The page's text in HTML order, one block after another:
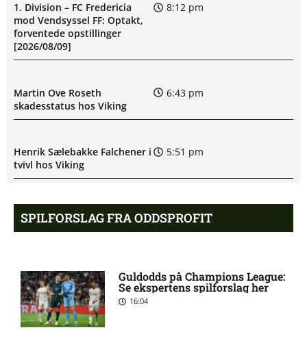
1. Division – FC Fredericia
mod Vendsyssel FF: Optakt,
forventede opstillinger
[2026/08/09]
8:12 pm
Martin Ove Roseth
skadesstatus hos Viking
6:43 pm
Henrik Sælebakke Falchener i
tvivl hos Viking
5:51 pm
Ibrahim Cissé skade: status
hos AIK Stockholm
4:39 pm
Charlie Steven Brian Pavey
skade: status hos AIK
Stockholm
4:07 pm
SPILFORSLAG FRA ODDSPROFIT
Guldodds på Champions League:
Se ekspertens spilforslag her
16:04